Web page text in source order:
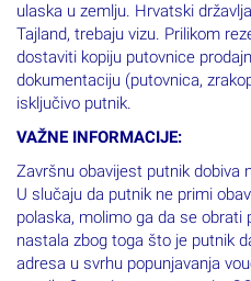
ulaska u zemlju. Hrvatski
Tajland, trebaju vizu. Prilikom
dostaviti kopiju putovnice
dokumentaciju (putovnica,
isključivo putnik.
VAŽNE INFORMACIJE:
Završnu obavijest putnik dobiva
U slučaju da putnik ne primi
polaska, molimo ga da se
nastala zbog toga što je putnik
adresa u svrhu popunjavanja